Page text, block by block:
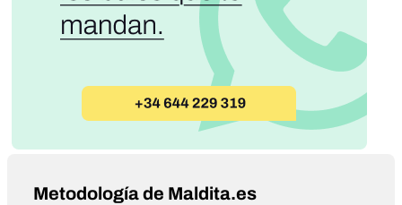
Metodología de Maldita.es